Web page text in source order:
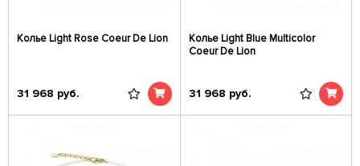
Колье Light Rose Coeur De Lion
31 968 руб.
Колье Light Blue Multicolor
Coeur De Lion
31 968 руб.